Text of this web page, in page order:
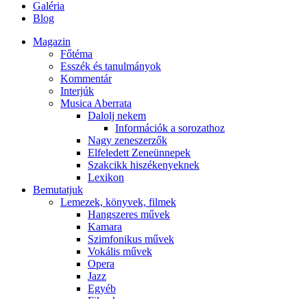
Galéria
Blog
Magazin
Főtéma
Esszék és tanulmányok
Kommentár
Interjúk
Musica Aberrata
Dalolj nekem
Információk a sorozathoz
Nagy zeneszerzők
Elfeledett Zeneünnepek
Szakcikk hiszékenyeknek
Lexikon
Bemutatjuk
Lemezek, könyvek, filmek
Hangszeres művek
Kamara
Szimfonikus művek
Vokális művek
Opera
Jazz
Egyéb